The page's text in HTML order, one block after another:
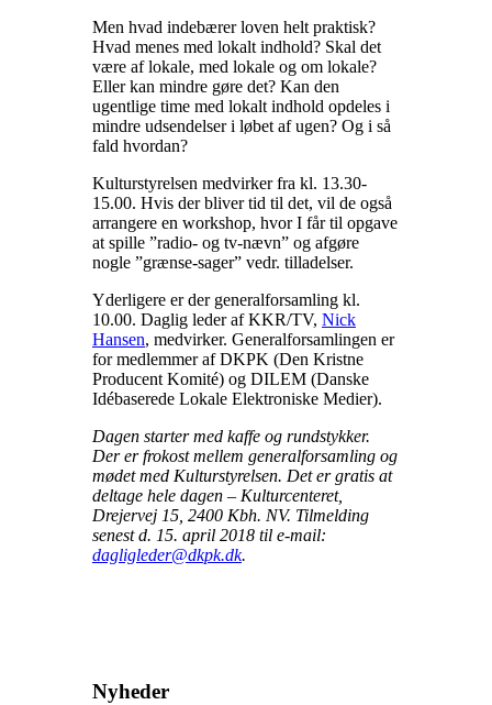
Men hvad indebærer loven helt praktisk?
Hvad menes med lokalt indhold? Skal det
være af lokale, med lokale og om lokale?
Eller kan mindre gøre det? Kan den
ugentlige time med lokalt indhold opdeles i
mindre udsendelser i løbet af ugen? Og i så
fald hvordan?
Kulturstyrelsen medvirker fra kl. 13.30-
15.00. Hvis der bliver tid til det, vil de også
arrangere en workshop, hvor I får til opgave
at spille ”radio- og tv-nævn” og afgøre
nogle ”grænse-sager” vedr. tilladelser.
Yderligere er der generalforsamling kl.
10.00. Daglig leder af KKR/TV, Nick
Hansen, medvirker. Generalforsamlingen er
for medlemmer af DKPK (Den Kristne
Producent Komité) og DILEM (Danske
Idébaserede Lokale Elektroniske Medier).
Dagen starter med kaffe og rundstykker.
Der er frokost mellem generalforsamling og
mødet med Kulturstyrelsen. Det er gratis at
deltage hele dagen – Kulturcenteret,
Drejervej 15, 2400 Kbh. NV. Tilmelding
senest d. 15. april 2018 til e-mail:
dagligleder@dkpk.dk.
Nyheder